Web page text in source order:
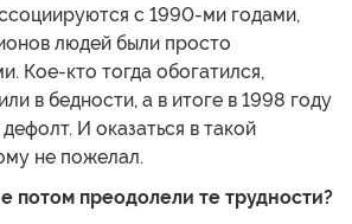
с 1990-ми годами,
людей были просто
Кое-кто тогда обогатился,
в бедности, а в итоге в 1998 году
И оказаться в такой
не пожелал.
потом преодолели те трудности?